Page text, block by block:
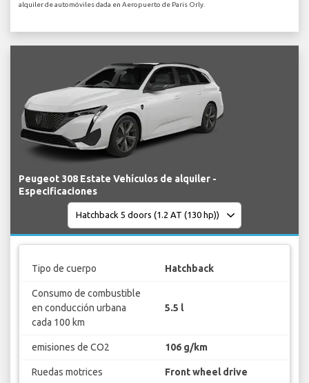
alquiler de automóviles dada en Aeropuerto de Paris Orly.
Peugeot 308 Estate Vehículos de alquiler -
Especificaciones
Tipo de cuerpo Hatchback
Consumo de combustible
en conducción urbana
cada 100 km
5.5 l
emisiones de CO2 106 g/km
Ruedas motrices Front wheel drive